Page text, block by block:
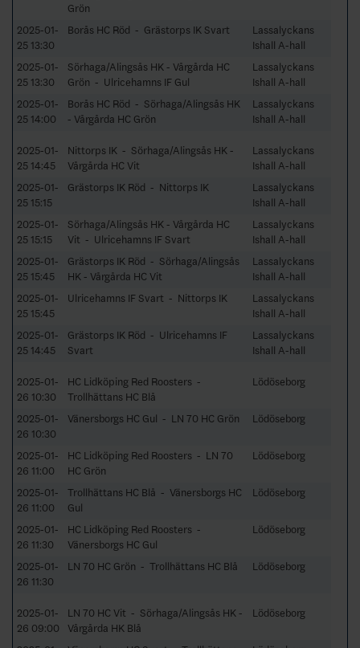
Grön
2025-01-
25 13:30
Borås HC Röd - Grästorps IK Svart
Lassalyckans
Ishall A-hall
2025-01-
25 13:30
Sörhaga/Alingsås HK - Vårgårda HC
Grön - Ulricehamns IF Gul
Lassalyckans
Ishall A-hall
2025-01-
25 14:00
Borås HC Röd - Sörhaga/Alingsås HK
- Vårgårda HC Grön
Lassalyckans
Ishall A-hall
2025-01-
25 14:45
Nittorps IK - Sörhaga/Alingsås HK -
Vårgårda HC Vit
Lassalyckans
Ishall A-hall
2025-01-
25 15:15
Grästorps IK Röd - Nittorps IK
Lassalyckans
Ishall A-hall
2025-01-
25 15:15
Sörhaga/Alingsås HK - Vårgårda HC
Vit - Ulricehamns IF Svart
Lassalyckans
Ishall A-hall
2025-01-
25 15:45
Grästorps IK Röd - Sörhaga/Alingsås
HK - Vårgårda HC Vit
Lassalyckans
Ishall A-hall
2025-01-
25 15:45
Ulricehamns IF Svart - Nittorps IK
Lassalyckans
Ishall A-hall
2025-01-
25 14:45
Grästorps IK Röd - Ulricehamns IF
Svart
Lassalyckans
Ishall A-hall
2025-01-
26 10:30
HC Lidköping Red Roosters -
Trollhättans HC Blå
Lödöseborg
2025-01-
26 10:30
Vänersborgs HC Gul - LN 70 HC Grön Lödöseborg
2025-01-
26 11:00
HC Lidköping Red Roosters - LN 70
HC Grön
Lödöseborg
2025-01-
26 11:00
Trollhättans HC Blå - Vänersborgs HC
Gul
Lödöseborg
2025-01-
26 11:30
HC Lidköping Red Roosters -
Vänersborgs HC Gul
Lödöseborg
2025-01-
26 11:30
LN 70 HC Grön - Trollhättans HC Blå Lödöseborg
2025-01-
26 09:00
LN 70 HC Vit - Sörhaga/Alingsås HK -
Vårgårda HK Blå
Lödöseborg